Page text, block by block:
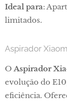
Ideal para:
limitados.
Aspirador
OAspirador
evolução do
eficiência.